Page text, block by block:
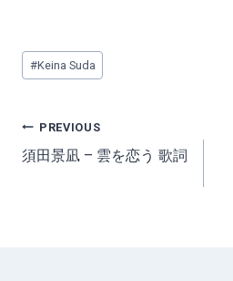
Post
Tags:
#Keina Suda
Post
navigation
PREVIOUS
須田景凪 – 雲を恋う 歌詞